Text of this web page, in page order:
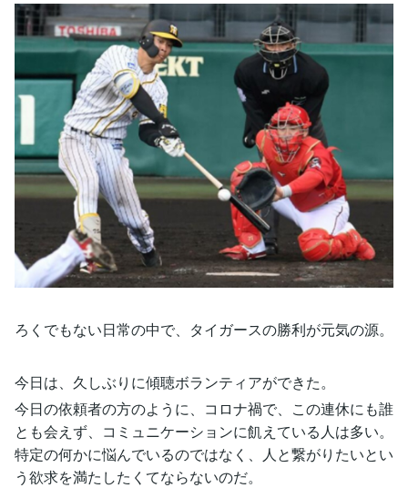
ろくでもない日常の中で、タイガースの勝利が元気の源。
今日は、久しぶりに傾聴ボランティアができた。
今日の依頼者の方のように、コロナ禍で、この連休にも誰
とも会えず、コミュニケーションに飢えている人は多い。
特定の何かに悩んでいるのではなく、人と繋がりたいとい
う欲求を満たしたくてならないのだ。